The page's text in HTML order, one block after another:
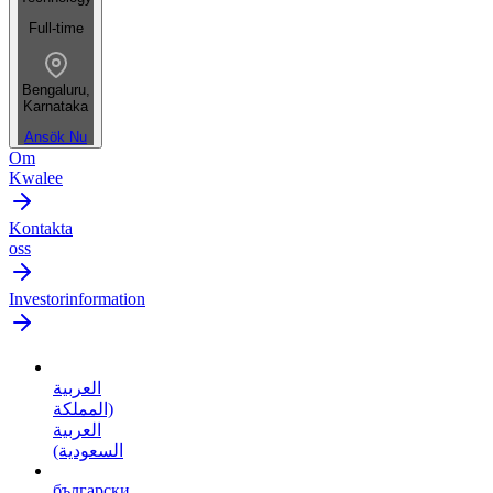
Full-time
Bengaluru,
Karnataka
Ansök Nu
Om
Kwalee
Kontakta
oss
Investorinformation
العربية
(المملكة
العربية
السعودية)